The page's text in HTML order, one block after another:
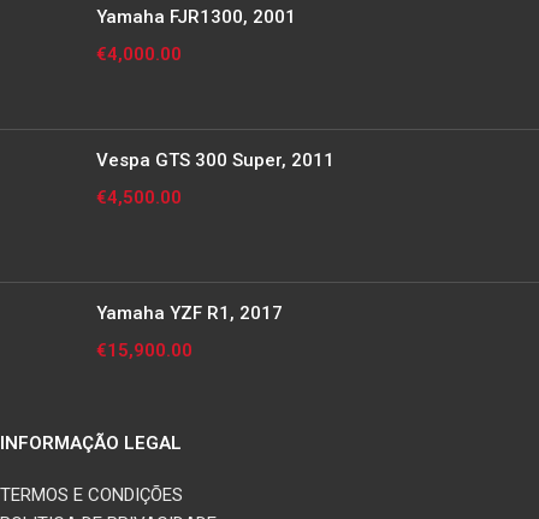
Yamaha FJR1300, 2001
€4,000.00
Vespa GTS 300 Super, 2011
€4,500.00
Yamaha YZF R1, 2017
€15,900.00
INFORMAÇÃO LEGAL
TERMOS E CONDIÇÕES